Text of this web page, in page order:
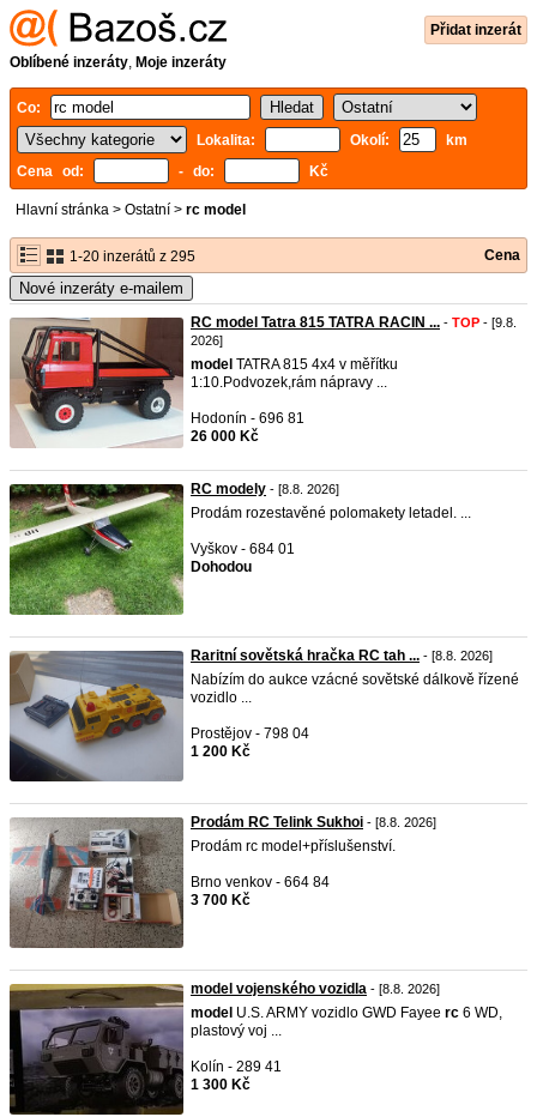
Přidat inzerát
Oblíbené inzeráty, Moje inzeráty
Co:
Lokalita:
Okolí:
km
Cena od:
- do: Kč
Hlavní stránka > Ostatní > rc model
1-20 inzerátů z 295 Cena
Nové inzeráty e-mailem
RC model Tatra 815 TATRA RACIN ... - TOP - [9.8.
2026]
model TATRA 815 4x4 v měřítku
1:10.Podvozek,rám nápravy ...
Hodonín - 696 81
26 000 Kč
RC modely - [8.8. 2026]
Prodám rozestavěné polomakety letadel. ...
Vyškov - 684 01
Dohodou
Raritní sovětská hračka RC tah ... - [8.8. 2026]
Nabízím do aukce vzácné sovětské dálkově řízené
vozidlo ...
Prostějov - 798 04
1 200 Kč
Prodám RC Telink Sukhoi - [8.8. 2026]
Prodám rc model+příslušenství.
Brno venkov - 664 84
3 700 Kč
model vojenského vozidla - [8.8. 2026]
model U.S. ARMY vozidlo GWD Fayee rc 6 WD,
plastový voj ...
Kolín - 289 41
1 300 Kč